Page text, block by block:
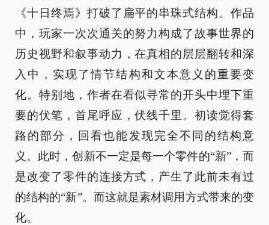
《十日终焉》打破了扁平的串珠式结构。作品
中，玩家一次次通关的努力构成了故事世界的
历史视野和叙事动力，在真相的层层翻转和深
入中，实现了情节结构和文本意义的重要变
化。特别地，作者在看似寻常的开头中埋下重
要的伏笔，首尾呼应，伏线千里。初读觉得套
路的部分，回看也能发现完全不同的结构意
义。此时，创新不一定是每一个零件的“新”，而
是改变了零件的连接方式，产生了此前未有过
的结构的“新”。而这就是素材调用方式带来的变
化。